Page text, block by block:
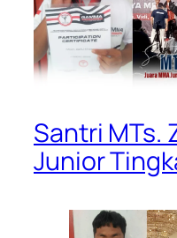
Santri MTs.
Junior